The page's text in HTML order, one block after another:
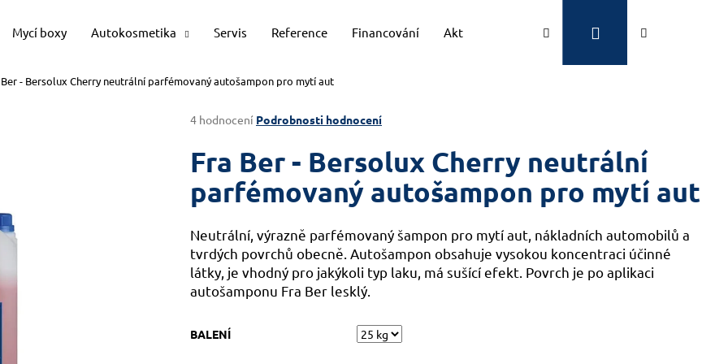
Mycí boxy Autokosmetika Servis Reference Financování Aktuality Kontakty ZnačkyPřihlášení
Ber - Bersolux Cherry neutrální parfémovaný autošampon pro mytí aut
Průměrné
produktu
je
5
hvězdiček.
4 hodnocení Podrobnosti hodnocení
Fra Ber - Bersolux Cherry neutrální
parfémovaný autošampon pro mytí aut
Neutrální, výrazně parfémovaný šampon pro mytí aut, nákladních automobilů a
tvrdých povrchů obecně. Autošampon obsahuje vysokou koncentraci účinné
látky, je vhodný pro jakýkoli typ laku, má sušící efekt. Povrch je po aplikaci
autošamponu Fra Ber lesklý.
BALENÍ
Co potřebujete najít?
HLEDAT